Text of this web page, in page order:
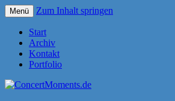
ConcertMoments.de
Menü Zum Inhalt springen
Start
Archiv
Kontakt
Portfolio